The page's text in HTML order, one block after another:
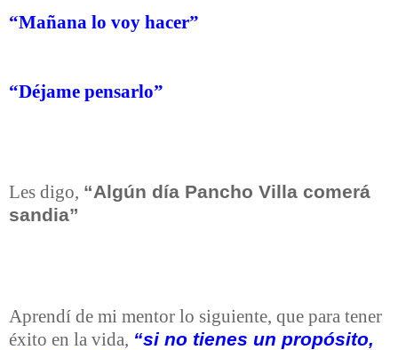
“Mañana lo voy hacer”
“Déjame pensarlo”
Les digo, “Algún día Pancho Villa comerá
sandia”
Aprendí de mi mentor lo siguiente, que para tener
éxito en la vida, “si no tienes un propósito,